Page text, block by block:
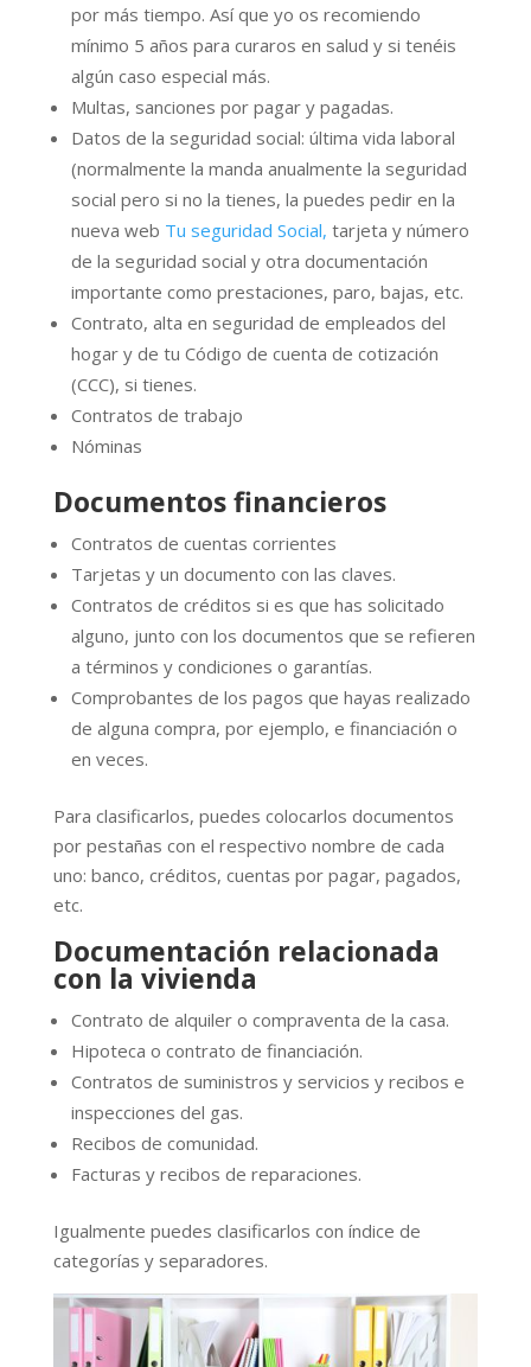
por más tiempo. Así que yo os recomiendo
mínimo 5 años para curaros en salud y si tenéis
algún caso especial más.
Multas, sanciones por pagar y pagadas.
Datos de la seguridad social: última vida laboral
(normalmente la manda anualmente la seguridad
social pero si no la tienes, la puedes pedir en la
nueva web Tu seguridad Social, tarjeta y número
de la seguridad social y otra documentación
importante como prestaciones, paro, bajas, etc.
Contrato, alta en seguridad de empleados del
hogar y de tu Código de cuenta de cotización
(CCC), si tienes.
Contratos de trabajo
Nóminas
Documentos financieros
Contratos de cuentas corrientes
Tarjetas y un documento con las claves.
Contratos de créditos si es que has solicitado
alguno, junto con los documentos que se refieren
a términos y condiciones o garantías.
Comprobantes de los pagos que hayas realizado
de alguna compra, por ejemplo, e financiación o
en veces.
Para clasificarlos, puedes colocarlos documentos
por pestañas con el respectivo nombre de cada
uno: banco, créditos, cuentas por pagar, pagados,
etc.
Documentación relacionada
con la vivienda
Contrato de alquiler o compraventa de la casa.
Hipoteca o contrato de financiación.
Contratos de suministros y servicios y recibos e
inspecciones del gas.
Recibos de comunidad.
Facturas y recibos de reparaciones.
Igualmente puedes clasificarlos con índice de
categorías y separadores.